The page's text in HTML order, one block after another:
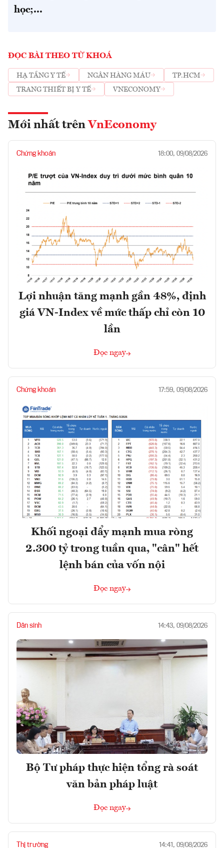
học;...
ĐỌC BÀI THEO TỪ KHOÁ
HẠ TẦNG Y TẾ NGÂN HÀNG MÁU
TP.HCM
TRANG THIẾT BỊ Y TẾ
VNECONOMY
Mới nhất trên VnEconomy
Chứng khoán 18:00, 09/08/2026
Lợi nhuận tăng mạnh gần 48%, định
giá VN-Index về mức thấp chỉ còn 10
lần
Đọc ngay
Chứng khoán 17:59, 09/08/2026
Khối ngoại đẩy mạnh mua ròng
2.300 tỷ trong tuần qua, "cân" hết
lệnh bán của vốn nội
Đọc ngay
Dân sinh 14:43, 09/08/2026
Bộ Tư pháp thực hiện tổng rà soát
văn bản pháp luật
Đọc ngay
Thị trường 14:41, 09/08/2026